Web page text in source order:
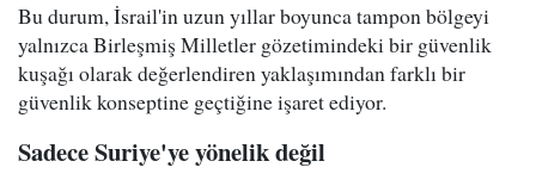
Bu durum, İsrail'in uzun yıllar boyunca tampon bölgeyi
yalnızca Birleşmiş Milletler gözetimindeki bir güvenlik
kuşağı olarak değerlendiren yaklaşımından farklı bir
güvenlik konseptine geçtiğine işaret ediyor.
Sadece Suriye'ye yönelik değil